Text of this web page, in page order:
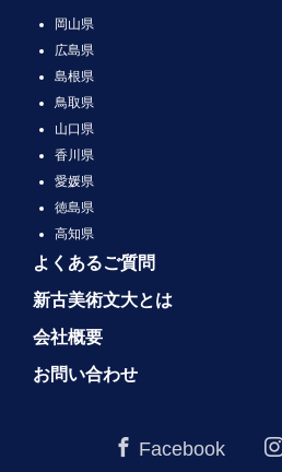
岡山県
広島県
島根県
鳥取県
山口県
香川県
愛媛県
徳島県
高知県
よくあるご質問
新古美術文大とは
会社概要
お問い合わせ
Facebook